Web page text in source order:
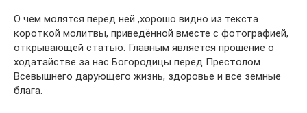
О чем молятся перед ней ,хорошо видно из текста
короткой молитвы, приведённой вместе с фотографией,
открывающей статью. Главным является прошение о
ходатайстве за нас Богородицы перед Престолом
Всевышнего дарующего жизнь, здоровье и все земные
блага.